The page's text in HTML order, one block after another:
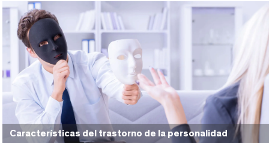
Características del trastorno de la personalidad